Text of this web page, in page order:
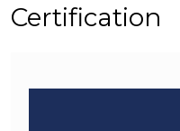
Certification